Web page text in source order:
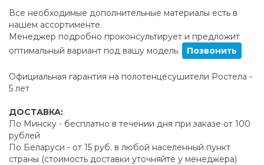
Все необходимые дополнительные материалы есть в
нашем ассортименте.
Менеджер подробно проконсультирует и предложит
оптимальный вариант под вашу модель.
Позвонить
Официальная гарантия на полотенцесушители Ростела -
5 лет
ДОСТАВКА:
По Минску - бесплатно в течении дня при заказе от 100
рублей
По Беларуси - от 15 руб. в любой населенный пункт
страны (стоимость доставки уточняйте у менеджера)